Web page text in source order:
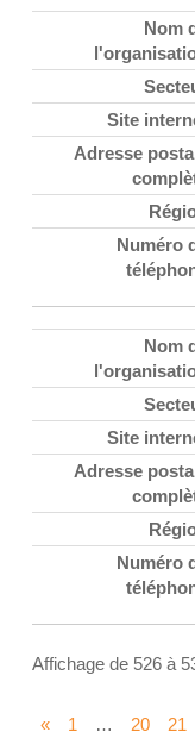
Affichage de 526 à
« 1 … 20 21